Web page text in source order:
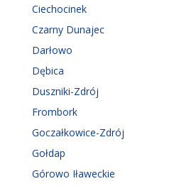
Ciechocinek
Czarny Dunajec
Darłowo
Dębica
Duszniki-Zdrój
Frombork
Goczałkowice-Zdrój
Gołdap
Górowo Iławeckie